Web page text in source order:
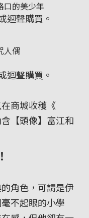
口的美少年
迴聲購買。
人偶
迴聲購買。
商城收穫《
【頭像】富江和
角色，可謂是伊
不起眼的小學